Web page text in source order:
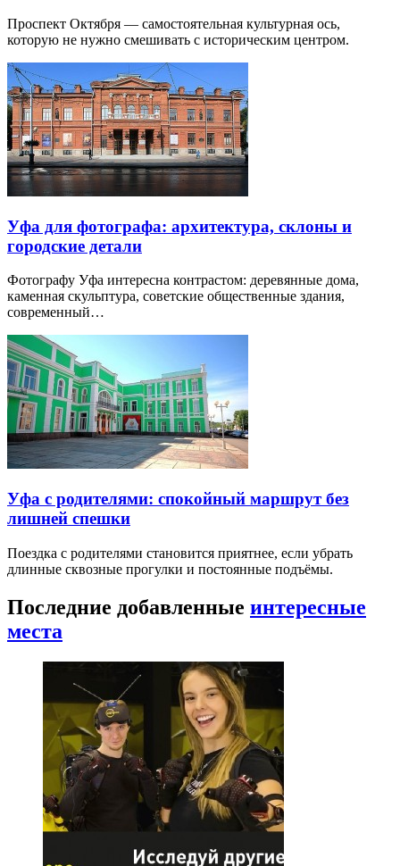
Проспект Октября — самостоятельная культурная ось,
которую не нужно смешивать с историческим центром.
Уфа для фотографа: архитектура, склоны и
городские детали
Фотографу Уфа интересна контрастом: деревянные дома,
каменная скульптура, советские общественные здания,
современный…
Уфа с родителями: спокойный маршрут без
лишней спешки
Поездка с родителями становится приятнее, если убрать
длинные сквозные прогулки и постоянные подъёмы.
Последние добавленные интересные
места